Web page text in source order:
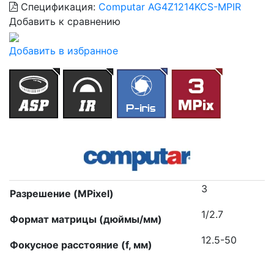
Спецификация: Computar AG4Z1214KCS-MPIR
Добавить к сравнению
Добавить в избранное
Разрешение (MPixel) 3
Формат матрицы (дюймы/мм) 1/2.7
Фокусное расстояние (f, мм) 12.5-50